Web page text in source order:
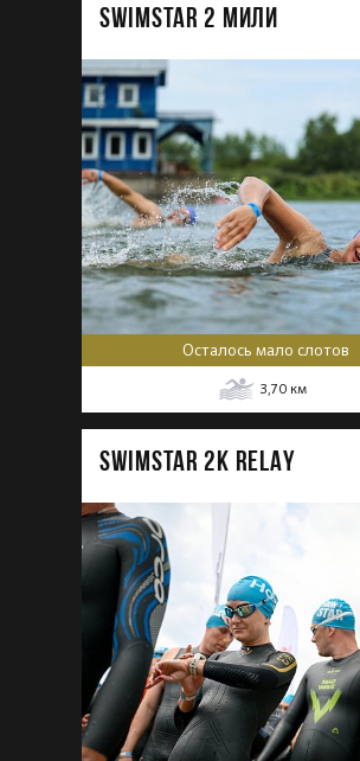
SWIMSTAR 2 МИЛИ
Осталось мало слотов
3,70 км
SWIMSTAR 2K RELAY